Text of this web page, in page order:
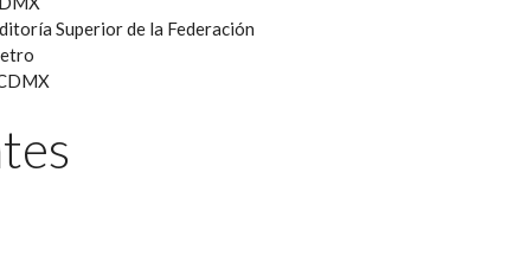
Superior de la Federación